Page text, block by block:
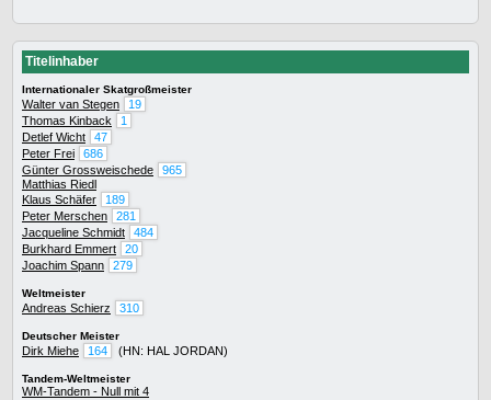
Titelinhaber
Internationaler Skatgroßmeister
Walter van Stegen
19
Thomas Kinback
1
Detlef Wicht
47
Peter Frei
686
Günter Grossweischede
965
Matthias Riedl
Klaus Schäfer
189
Peter Merschen
281
Jacqueline Schmidt
484
Burkhard Emmert
20
Joachim Spann
279
Weltmeister
Andreas Schierz 310
Deutscher Meister
Dirk Miehe 164 (HN: HAL JORDAN)
Tandem-Weltmeister
WM-Tandem - Null mit 4